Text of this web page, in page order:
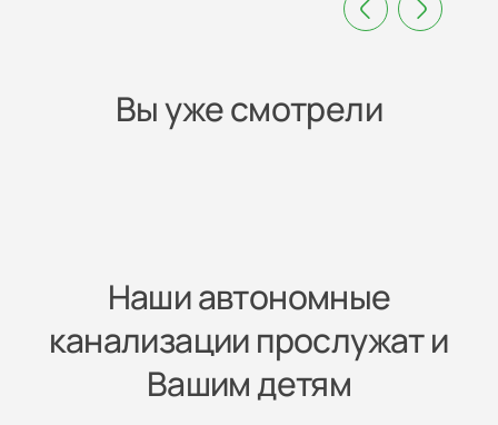
Вы уже смотрели
Наши автономные
канализации прослужат и
Вашим детям